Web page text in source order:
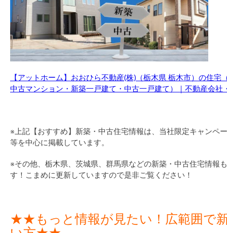
【アットホーム】おおひら不動産(株)（栃木県 栃木市）の住
中古マンション・新築一戸建て・中古一戸建て）｜不動産会
※上記【おすすめ】新築・中古住宅情報は、当社限定キャンペ
等を中心に掲載しています。
※その他、栃木県、茨城県、群馬県などの新築・中古住宅情報
す！こまめに更新していますので是非ご覧ください！
★★もっと情報が見たい！広範囲で